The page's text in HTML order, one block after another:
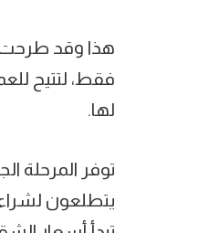
فقط، لتتيح
لها.
توفر المرحلة
يتطلعون